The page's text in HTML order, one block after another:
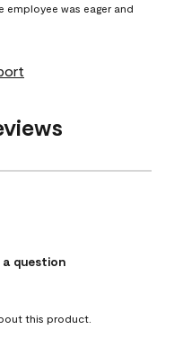
employee was eager and
about this product.
question
this product.